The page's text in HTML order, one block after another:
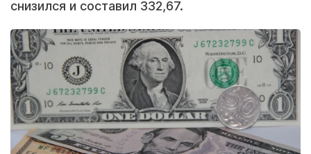
снизился и составил 332,67.